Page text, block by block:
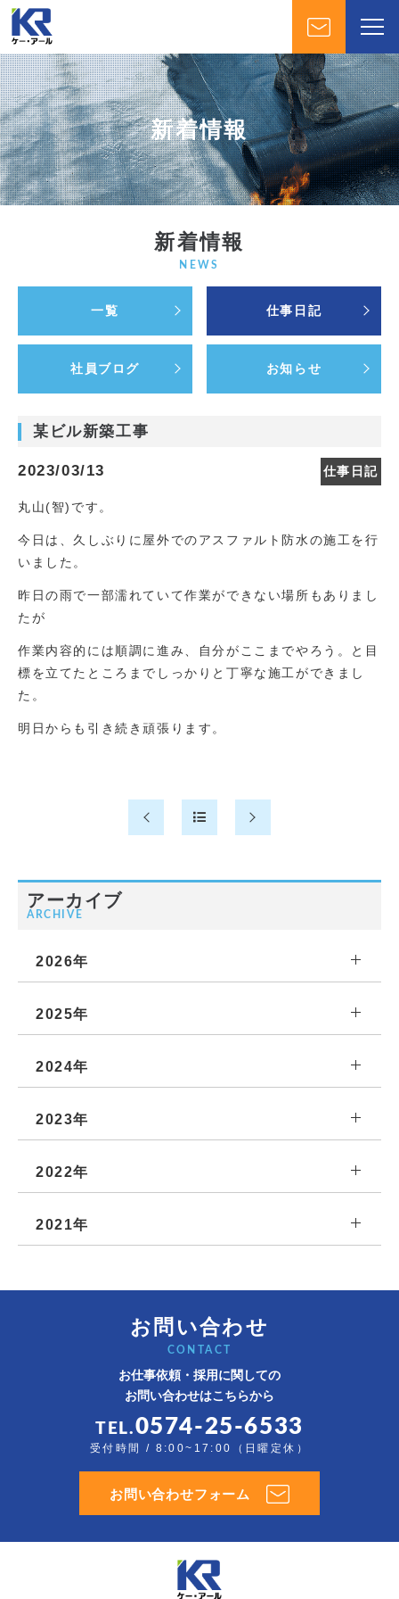
新着情報
新着情報
NEWS
一覧 仕事日記
社員ブログ お知らせ
某ビル新築工事
2023/03/13 仕事日記
丸山(智)です。
今日は、久しぶりに屋外でのアスファルト防水の施工を行
いました。
昨日の雨で一部濡れていて作業ができない場所もありまし
たが
作業内容的には順調に進み、自分がここまでやろう。と目
標を立てたところまでしっかりと丁寧な施工ができまし
た。
明日からも引き続き頑張ります。
アーカイブ
ARCHIVE
2026年
2025年
2024年
2023年
2022年
2021年
お問い合わせ
CONTACT
お仕事依頼・採用に関しての
お問い合わせはこちらから
TEL.0574-25-6533
受付時間 / 8:00~17:00（日曜定休）
お問い合わせフォーム